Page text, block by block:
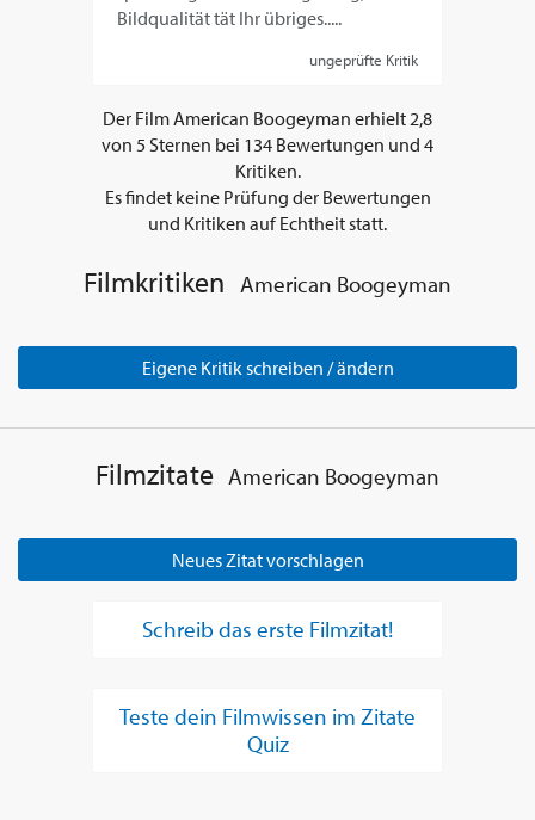
Bildqualität tät Ihr übriges.....
ungeprüfte Kritik
Der FilmAmerican Boogeyman erhielt2,8
von 5Sternen bei 134 Bewertungen und 4
Kritiken.
Es findet keine Prüfung der Bewertungen
und Kritiken auf Echtheit statt.
Filmkritiken American Boogeyman
Eigene Kritik schreiben / ändern
Filmzitate American Boogeyman
Neues Zitat vorschlagen
Schreib das erste Filmzitat!
Teste dein Filmwissen im Zitate
Quiz